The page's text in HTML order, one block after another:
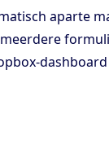
aparte
dashboard